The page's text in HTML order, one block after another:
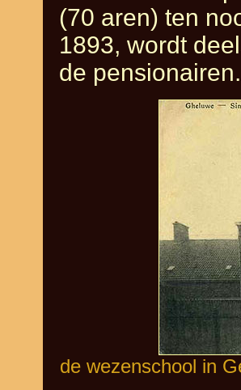
(70 aren) ten
1893, wordt
de pensionairen.
de wezenschool in